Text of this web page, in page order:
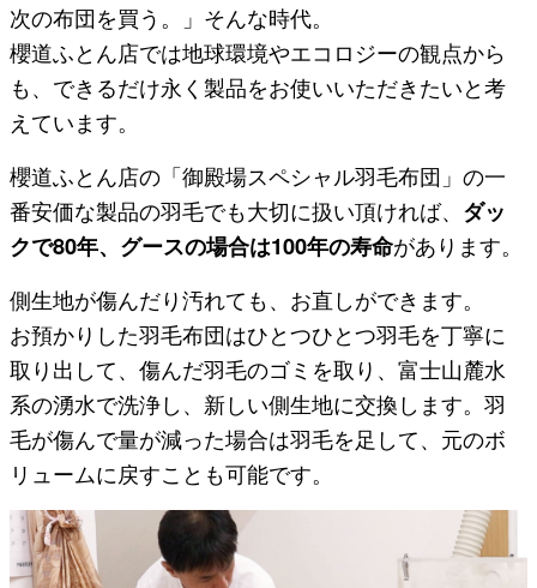
次の布団を買う。」そんな時代。
櫻道ふとん店では地球環境やエコロジーの観点から
も、できるだけ永く製品をお使いいただきたいと考
えています。
櫻道ふとん店の「御殿場スペシャル羽毛布団」の一
番安価な製品の羽毛でも大切に扱い頂ければ、 ダッ
クで80年、グースの場合は100年の寿命があります。
側生地が傷んだり汚れても、お直しができます。
お預かりした羽毛布団はひとつひとつ羽毛を丁寧に
取り出して、傷んだ羽毛のゴミを取り、富士山麓水
系の湧水で洗浄し、新しい側生地に交換します。羽
毛が傷んで量が減った場合は羽毛を足して、元のボ
リュームに戻すことも可能です。